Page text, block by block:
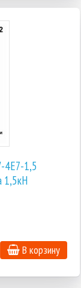
4Е7-1,5
1,5кН
В корзину